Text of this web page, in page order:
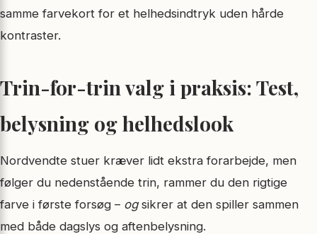
samme farvekort for et helhedsindtryk uden hårde
kontraster.
Trin-for-trin valg i praksis: Test,
belysning og helhedslook
Nordvendte stuer kræver lidt ekstra forarbejde, men
følger du nedenstående trin, rammer du den rigtige
farve i første forsøg – ogsikrer at den spiller sammen
med både dagslys og aftenbelysning.